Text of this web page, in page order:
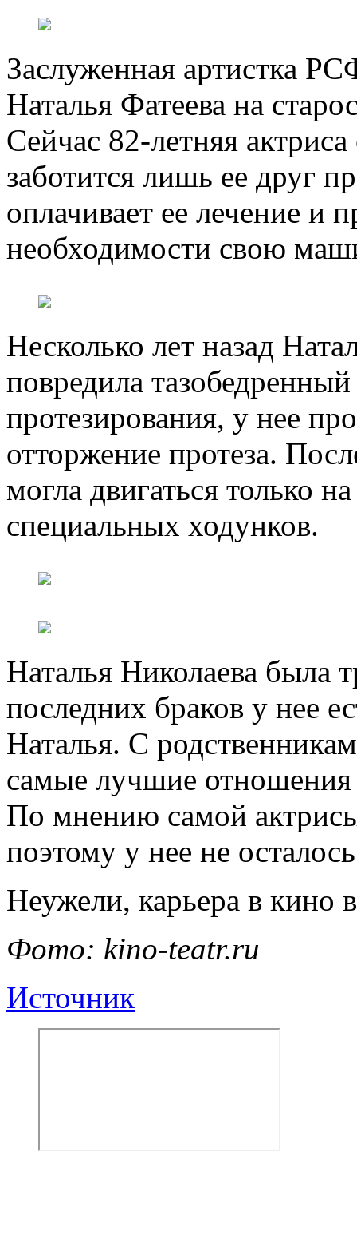
Заслуженная артистка
Наталья Фатеева на
Сейчас 82-летняя
заботится лишь ее друг
оплачивает ее лечение и
необходимости свою
Несколько лет назад
повредила
протезирования, у нее
отторжение протеза.
могла двигаться только
специальных ходунков.
Наталья Николаева была
последних браков у нее
Наталья. С
самые лучшие отношения
По мнению самой
поэтому у нее не
Неужели, карьера в кино
Фото: kino-teatr.ru
Источник